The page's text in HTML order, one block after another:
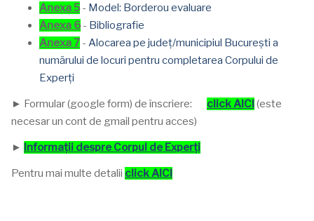
Anexa 5- Model: Borderou evaluare
Anexa 6- Bibliografie
Anexa 7 - Alocarea pe județ/municipiul București a
numărului de locuri pentru completarea Corpului de
Experți
► Formular (google form) de înscriere: click AICI(este
necesar un cont de gmail pentru acces)
► Informații despre Corpul de Experți
Pentru mai multe detalii click AICI